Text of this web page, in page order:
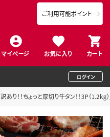
マイページ お気に入り カート
ご利用可能ポイント
ログイン
訳あり！！ちょっと厚切り牛タン！！3P（